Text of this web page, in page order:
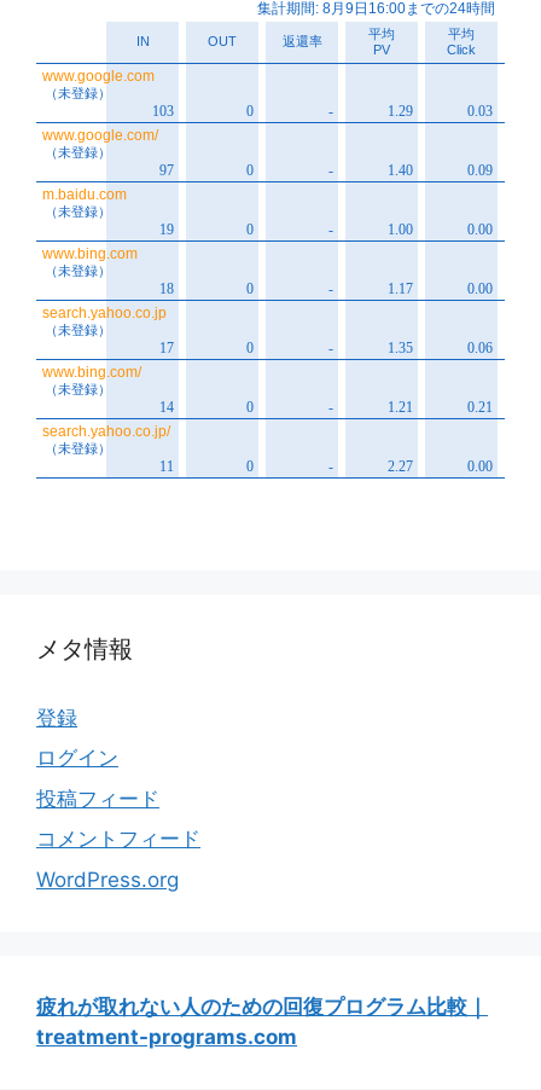
メタ情報
登録
ログイン
投稿フィード
コメントフィード
WordPress.org
疲れが取れない人のための回復プログラム比較｜
treatment-programs.com